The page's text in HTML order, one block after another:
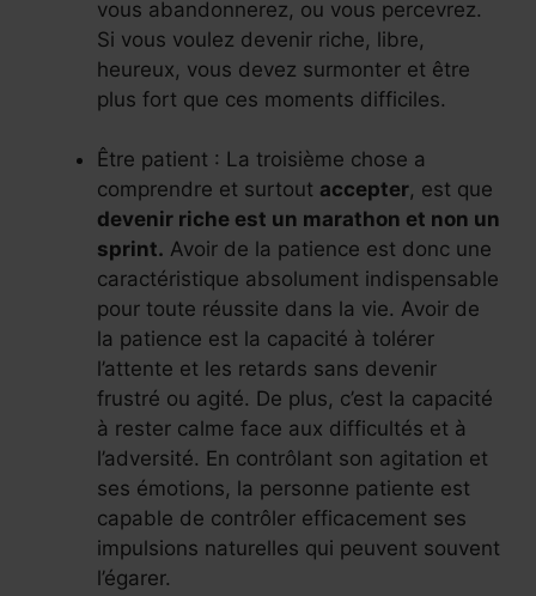
vous abandonnerez, ou vous percevrez.
Si vous voulez devenir riche, libre,
heureux, vous devez surmonter et être
plus fort que ces moments difficiles.
Être patient : La troisième chose a
comprendre et surtout accepter, est que
devenir riche est un marathon et non un
sprint. Avoir de la patience est donc une
caractéristique absolument indispensable
pour toute réussite dans la vie. Avoir de
la patience est la capacité à tolérer
l’attente et les retards sans devenir
frustré ou agité. De plus, c’est la capacité
à rester calme face aux difficultés et à
l’adversité. En contrôlant son agitation et
ses émotions, la personne patiente est
capable de contrôler efficacement ses
impulsions naturelles qui peuvent souvent
l’égarer.